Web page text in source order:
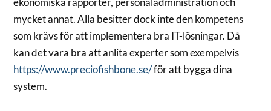
mycket annat. Alla besitter dock inte den kompetens
som krävs för att implementera bra IT-lösningar. Då
kan det vara bra att anlita experter som exempelvis
https://www.preciofishbone.se/för att bygga dina
system.